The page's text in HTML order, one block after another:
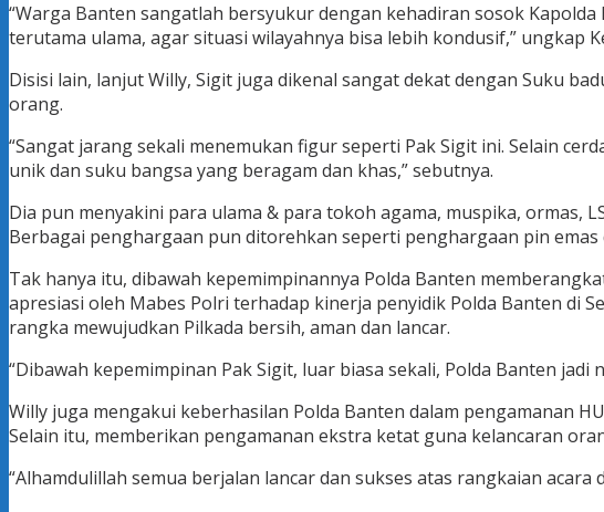
“Warga Banten sangatlah bersyukur dengan kehadiran sosok
terutama ulama, agar situasi wilayahnya bisa lebih kondusif,” ungkap
Disisi lain, lanjut Willy, Sigit juga dikenal sangat dekat dengan Suku
orang.
“Sangat jarang sekali menemukan figur seperti Pak Sigit ini. Selain
unik dan suku bangsa yang beragam dan khas,” sebutnya.
Dia pun menyakini para ulama & para tokoh agama, muspika, ormas,
Berbagai penghargaan pun ditorehkan seperti penghargaan pin
Tak hanya itu, dibawah kepemimpinannya Polda Banten
apresiasi oleh Mabes Polri terhadap kinerja penyidik Polda Banten di
rangka mewujudkan Pilkada bersih, aman dan lancar.
“Dibawah kepemimpinan Pak Sigit, luar biasa sekali, Polda Banten
Willy juga mengakui keberhasilan Polda Banten dalam pengamanan
Selain itu, memberikan pengamanan ekstra ketat guna kelancaran
“Alhamdulillah semua berjalan lancar dan sukses atas rangkaian